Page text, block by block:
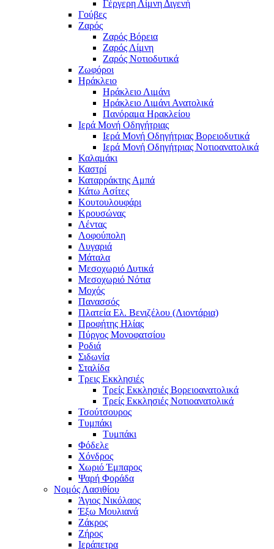
Γέργερη Λίμνη Διγενή
Γούβες
Ζαρός
Ζαρός Βόρεια
Ζαρός Λίμνη
Ζαρός Νοτιοδυτικά
Ζωφόροι
Ηράκλειο
Ηράκλειο Λιμάνι
Ηράκλειο Λιμάνι Ανατολικά
Πανόραμα Ηρακλείου
Ιερά Μονή Οδηγήτριας
Ιερά Μονή Οδηγήτριας Βορειοδυτικά
Ιερά Μονή Οδηγήτριας Νοτιοανατολικά
Καλαμάκι
Καστρί
Καταρράκτης Αμπά
Κάτω Ασίτες
Κουτουλουφάρι
Κρουσώνας
Λέντας
Λοφούπολη
Λυγαριά
Μάταλα
Μεσοχωριό Δυτικά
Μεσοχωριό Νότια
Μοχός
Πανασσός
Πλατεία Ελ. Βενιζέλου (Λιοντάρια)
Προφήτης Ηλίας
Πύργος Μονοφατσίου
Ροδιά
Σιδωνία
Σταλίδα
Τρεις Εκκλησιές
Τρείς Εκκλησιές Βορειοανατολικά
Τρείς Εκκλησιές Νοτιοανατολικά
Τσούτσουρος
Τυμπάκι
Τυμπάκι
Φόδελε
Χόνδρος
Χωριό Έμπαρος
Ψαρή Φοράδα
Νομός Λασιθίου
Άγιος Νικόλαος
Έξω Μουλιανά
Ζάκρος
Ζήρος
Ιεράπετρα